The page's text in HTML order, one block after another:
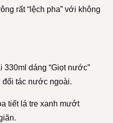
rất “lệch pha” với không
330ml dáng “Giọt nước”
đối tác nước ngoài.
tiết lá tre xanh mướt